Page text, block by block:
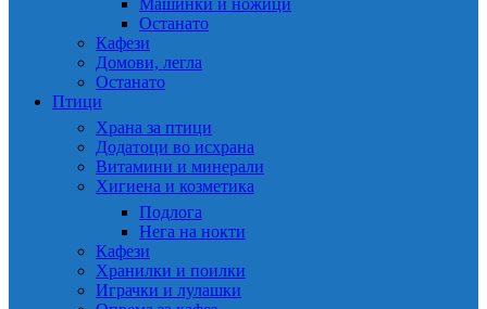
Машинки и ножици
Останато
Кафези
Домови, легла
Останато
Птици
Храна за птици
Додатоци во исхрана
Витамини и минерали
Хигиена и козметика
Подлога
Нега на нокти
Кафези
Хранилки и поилки
Играчки и лулашки